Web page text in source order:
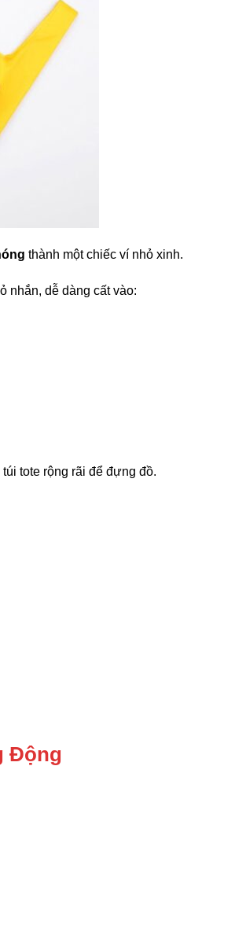
thành một chiếc ví nhỏ xinh.
nhắn, dễ dàng cất vào:
tote rộng rãi để đựng đồ.
Động